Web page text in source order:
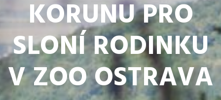
KORUNU PRO
SLONÍ RODINKU
V ZOO OSTRAVA